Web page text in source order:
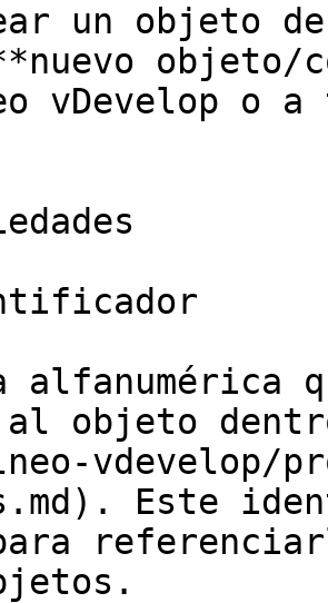
un objeto
objeto/
vDevelop o
alfanumérica
al objeto
vdevelop/
Este
para